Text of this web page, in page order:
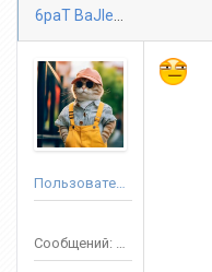
Пользователь
Сообщений: 3688